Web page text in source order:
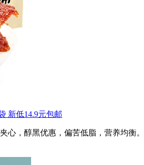
新低14.9元包邮
心，醇黑优惠，偏苦低脂，营养均衡